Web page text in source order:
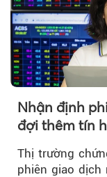
Nhận định
đợi thêm tín
Thị trường
phiên giao